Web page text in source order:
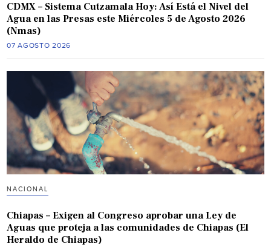
CDMX – Sistema Cutzamala Hoy: Así Está el Nivel del
Agua en las Presas este Miércoles 5 de Agosto 2026
(Nmas)
07 AGOSTO 2026
NACIONAL
Chiapas – Exigen al Congreso aprobar una Ley de
Aguas que proteja a las comunidades de Chiapas (El
Heraldo de Chiapas)